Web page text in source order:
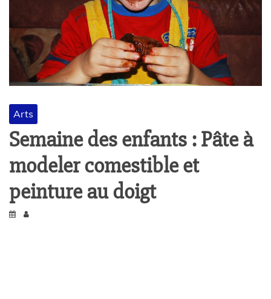
Arts
Semaine des enfants : Pâte à
modeler comestible et
peinture au doigt